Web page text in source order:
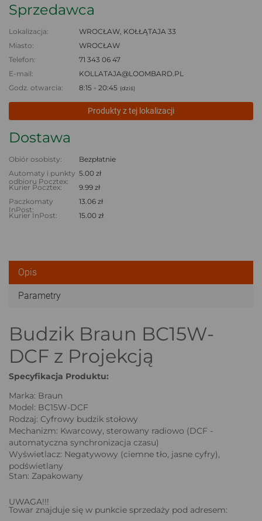
Sprzedawca
Lokalizacja:
WROCŁAW, KOŁŁĄTAJA 33
Miasto:
WROCŁAW
Telefon:
71 343 06 47
E-mail:
KOLLATAJA@LOOMBARD.PL
Godz. otwarcia:
8:15 - 20:45 (dziś)
Produkty z tej lokalizacji
Dostawa
Obiór osobisty:
Bezpłatnie
Automaty i punkty
odbioru Pocztex:
5.00 zł
Kurier Pocztex:
9.99 zł
Paczkomaty
InPost:
13.06 zł
Kurier InPost:
15.00 zł
Opis
Parametry
Budzik Braun BC15W-
DCF z Projekcją
Specyfikacja Produktu:
Marka: Braun
Model: BC15W-DCF
Rodzaj: Cyfrowy budzik stołowy
Mechanizm: Kwarcowy, sterowany radiowo (DCF -
automatyczna synchronizacja czasu)
Wyświetlacz: Negatywowy (ciemne tło, jasne cyfry),
podświetlany
Stan: Zapakowany
UWAGA!!!
Towar znajduje się w punkcie sprzedaży pod adresem: